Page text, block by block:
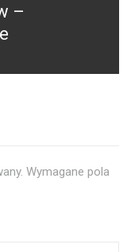
–
Wymagane pola